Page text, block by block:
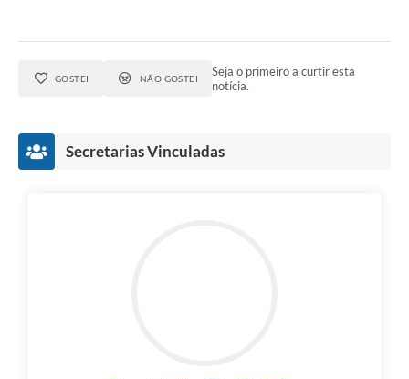
GOSTEI NÃO GOSTEI
Seja o primeiro a curtir esta
notícia.
Secretarias Vinculadas